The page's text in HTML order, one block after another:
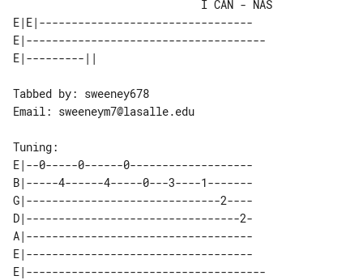
E|E|---------------------------------
E|-------------------------------------
Tabbed by: sweeney678
Email: sweeneym7@lasalle.edu
E|--0-----0------0-------------------
B|-----4------4-----0---3----1-------
G|------------------------------2----
D|---------------------------------2-
A|-----------------------------------
E|-----------------------------------
E|-------------------------------------